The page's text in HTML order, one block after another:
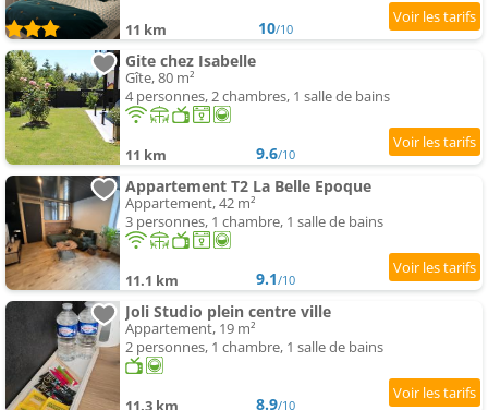
11 km 10/10
Gite chez Isabelle
Gîte, 80 m²
4 personnes, 2 chambres, 1 salle de bains
11 km 9.6/10
Appartement T2 La Belle Epoque
Appartement, 42 m²
3 personnes, 1 chambre, 1 salle de bains
11.1 km 9.1/10
Joli Studio plein centre ville
Appartement, 19 m²
2 personnes, 1 chambre, 1 salle de bains
11.3 km 8.9/10